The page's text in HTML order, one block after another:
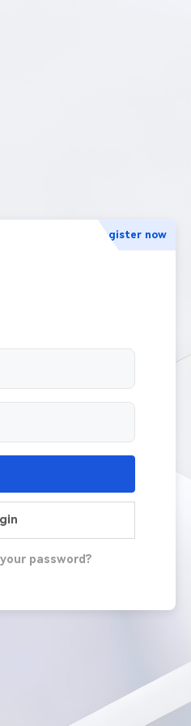
Register now
password?